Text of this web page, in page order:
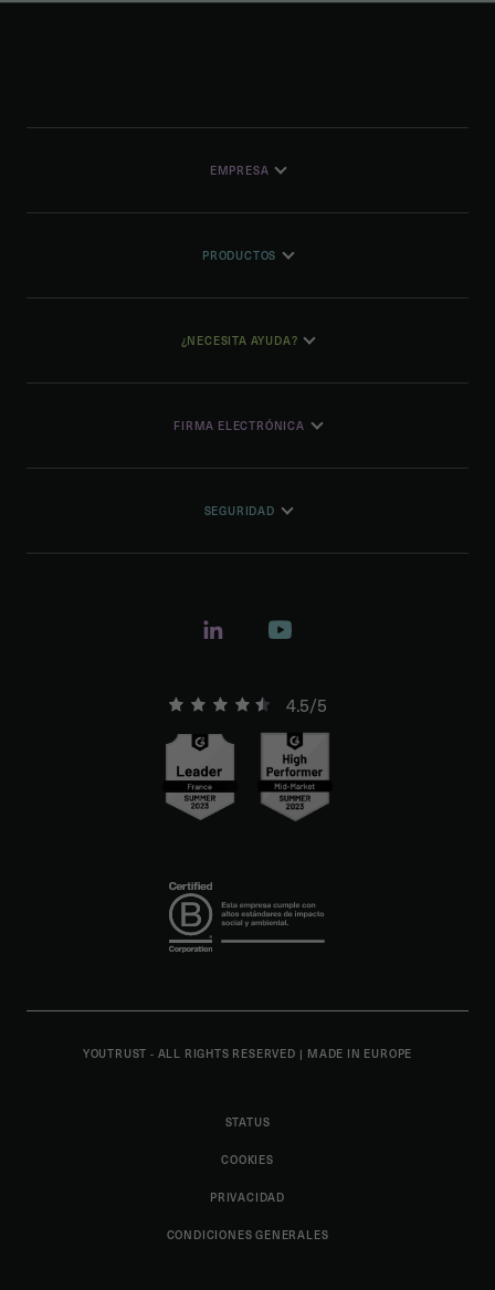
EMPRESA
PRODUCTOS
¿NECESITA AYUDA?
FIRMA ELECTRÓNICA
SEGURIDAD
4.5/5
YOUTRUST - ALL RIGHTS RESERVED | MADE IN EUROPE
STATUS
COOKIES
PRIVACIDAD
CONDICIONES GENERALES